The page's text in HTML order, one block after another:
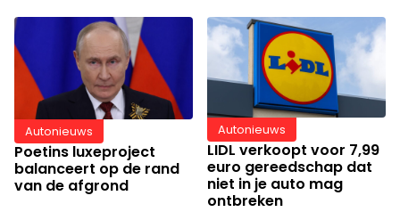
Autonieuws
Poetins luxeproject
balanceert op de rand
van de afgrond
Autonieuws
LIDL verkoopt voor 7,99
euro gereedschap dat
niet in je auto mag
ontbreken